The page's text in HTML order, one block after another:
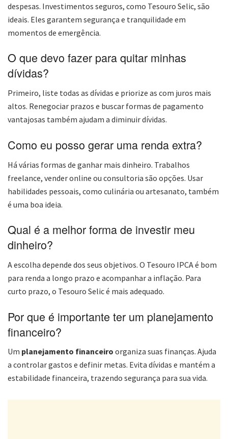
despesas. Investimentos seguros, como Tesouro Selic, são
ideais. Eles garantem segurança e tranquilidade em
momentos de emergência.
O que devo fazer para quitar minhas
dívidas?
Primeiro, liste todas as dívidas e priorize as com juros mais
altos. Renegociar prazos e buscar formas de pagamento
vantajosas também ajudam a diminuir dívidas.
Como eu posso gerar uma renda extra?
Há várias formas de ganhar mais dinheiro. Trabalhos
freelance, vender online ou consultoria são opções. Usar
habilidades pessoais, como culinária ou artesanato, também
é uma boa ideia.
Qual é a melhor forma de investir meu
dinheiro?
A escolha depende dos seus objetivos. O Tesouro IPCA é bom
para renda a longo prazo e acompanhar a inflação. Para
curto prazo, o Tesouro Selic é mais adequado.
Por que é importante ter um planejamento
financeiro?
Um planejamento financeiro organiza suas finanças. Ajuda
a controlar gastos e definir metas. Evita dívidas e mantém a
estabilidade financeira, trazendo segurança para sua vida.